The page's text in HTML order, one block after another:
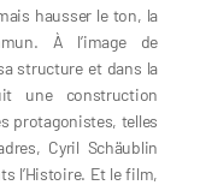
hausser le ton, la
À l’image de
structure et dans la
une construction
protagonistes, telles
Cyril Schäublin
l’Histoire. Et le film,